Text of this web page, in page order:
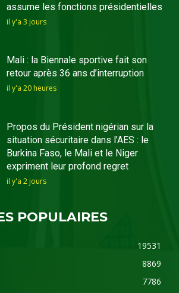
assume les fonctions présidentielles
il y'a 3 jours
Mali : la Biennale sportive fait son
retour après 36 ans d’interruption
il y'a 20 heures
Propos du Président nigérian sur la
situation sécuritaire dans l’AES : le
Burkina Faso, le Mali et le Niger
expriment leur profond regret
il y'a 2 jours
POPULAIRES
19531
8869
7786